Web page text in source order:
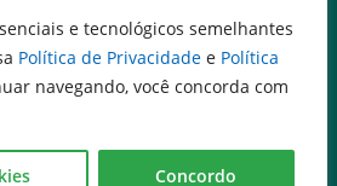
e tecnológicos semelhantes
Política de Privacidade e Política
navegando, você concorda com
Concordo
Transparência
Abertos Goiás
e-SIC
de Informação ao Cidadão
Setorial (Expresso)
Setorial (Presencial)